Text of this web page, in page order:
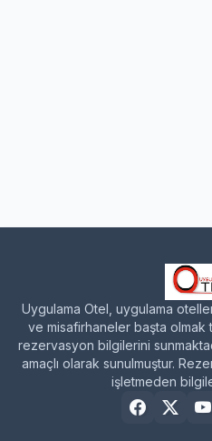
Uygulama Otel, uygulama
ve misafirhaneler başta olmak
rezervasyon bilgilerini
amaçlı olarak sunulmuştur.
işletmeden